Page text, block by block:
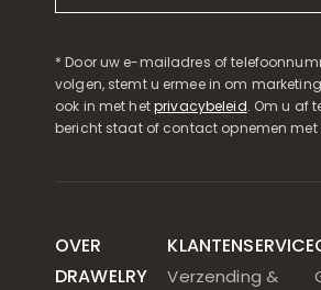
* Door uw e-mailadres of
volgen, stemt u ermee in om
ook in met hetprivacybeleid. Om u af
bericht staat of contact opnemen
OVER
DRAWELRY
KLANTENSERVICE
Verzending &